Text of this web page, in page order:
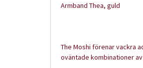
Armband Thea, guld
The Moshi förenar vackra
oväntade kombinationer